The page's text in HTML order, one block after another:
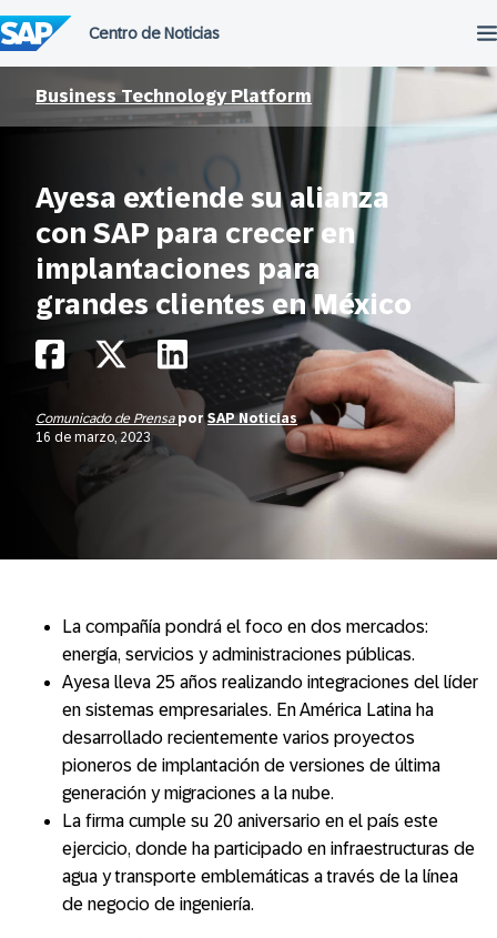
al
contenido
Business Technology Platform
Ayesa extiende su alianza
con SAP para crecer en
implantaciones para
grandes clientes en México
Comunicado de Prensa porSAP Noticias
16 de marzo, 2023
La compañía pondrá el foco en dos mercados:
energía, servicios y administraciones públicas.
Ayesa lleva 25 años realizando integraciones del líder
en sistemas empresariales. En América Latina ha
desarrollado recientemente varios proyectos
pioneros de implantación de versiones de última
generación y migraciones a la nube.
La firma cumple su 20 aniversario en el país este
ejercicio, donde ha participado en infraestructuras de
agua y transporte emblemáticas a través de la línea
de negocio de ingeniería.